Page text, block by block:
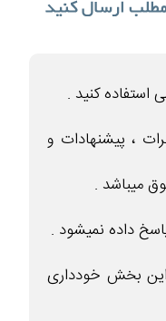
استفاده کنید .
، پیشنهادات و
میباشد .
داده نمیشود .
این بخش خودداری